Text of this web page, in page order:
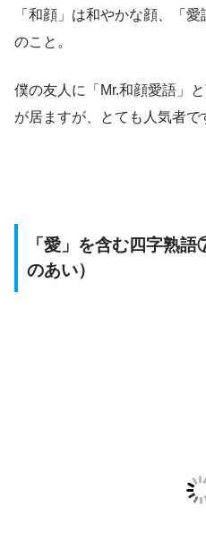
「和顔」は和やかな顔、「
のこと。
僕の友人に「Mr.和顔愛語」
が居ますが、とても人気者で
「愛」を含む四字熟
のあい）